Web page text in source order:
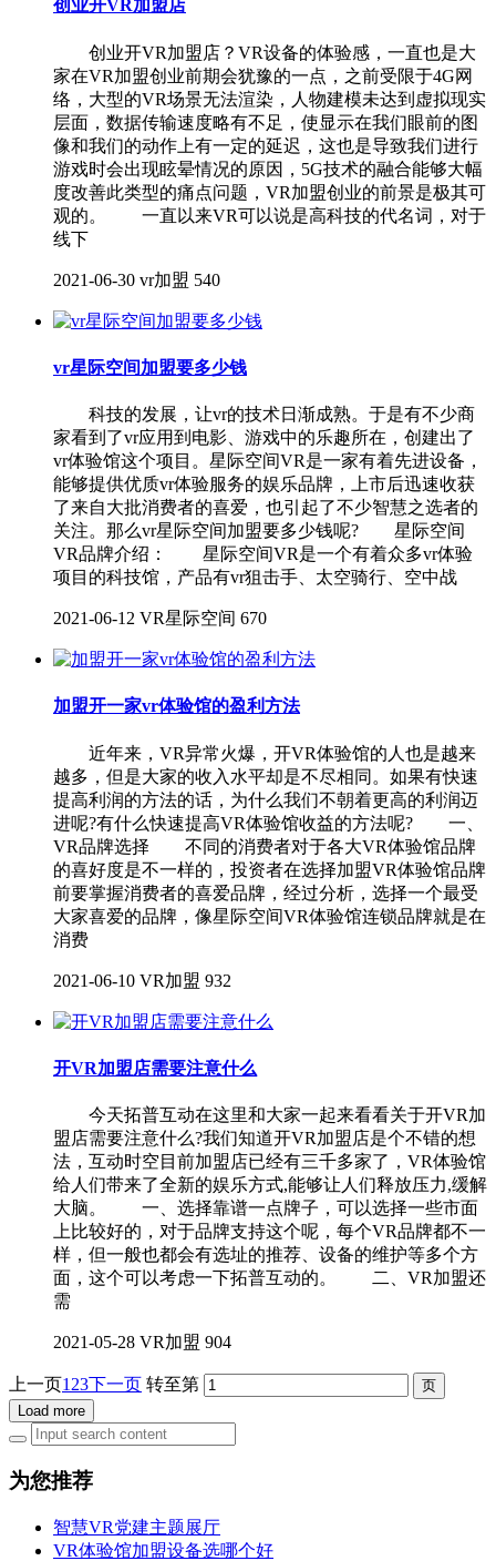
创业开VR加盟店
创业开VR加盟店？VR设备的体验感，一直也是大
家在VR加盟创业前期会犹豫的一点，之前受限于4G网
络，大型的VR场景无法渲染，人物建模未达到虚拟现实
层面，数据传输速度略有不足，使显示在我们眼前的图
像和我们的动作上有一定的延迟，这也是导致我们进行
游戏时会出现眩晕情况的原因，5G技术的融合能够大幅
度改善此类型的痛点问题，VR加盟创业的前景是极其可
观的。 一直以来VR可以说是高科技的代名词，对于
线下
2021-06-30 vr加盟 540
vr星际空间加盟要多少钱
科技的发展，让vr的技术日渐成熟。于是有不少商
家看到了vr应用到电影、游戏中的乐趣所在，创建出了
vr体验馆这个项目。星际空间VR是一家有着先进设备，
能够提供优质vr体验服务的娱乐品牌，上市后迅速收获
了来自大批消费者的喜爱，也引起了不少智慧之选者的
关注。那么vr星际空间加盟要多少钱呢? 星际空间
VR品牌介绍： 星际空间VR是一个有着众多vr体验
项目的科技馆，产品有vr狙击手、太空骑行、空中战
2021-06-12 VR星际空间 670
加盟开一家vr体验馆的盈利方法
近年来，VR异常火爆，开VR体验馆的人也是越来
越多，但是大家的收入水平却是不尽相同。如果有快速
提高利润的方法的话，为什么我们不朝着更高的利润迈
进呢?有什么快速提高VR体验馆收益的方法呢? 一、
VR品牌选择 不同的消费者对于各大VR体验馆品牌
的喜好度是不一样的，投资者在选择加盟VR体验馆品牌
前要掌握消费者的喜爱品牌，经过分析，选择一个最受
大家喜爱的品牌，像星际空间VR体验馆连锁品牌就是在
消费
2021-06-10 VR加盟 932
开VR加盟店需要注意什么
今天拓普互动在这里和大家一起来看看关于开VR加
盟店需要注意什么?我们知道开VR加盟店是个不错的想
法，互动时空目前加盟店已经有三千多家了，VR体验馆
给人们带来了全新的娱乐方式,能够让人们释放压力,缓解
大脑。 一、选择靠谱一点牌子，可以选择一些市面
上比较好的，对于品牌支持这个呢，每个VR品牌都不一
样，但一般也都会有选址的推荐、设备的维护等多个方
面，这个可以考虑一下拓普互动的。 二、VR加盟还
需
2021-05-28 VR加盟 904
上一页1 23下一页 转至第
Load more
为您推荐
智慧VR党建主题展厅
VR体验馆加盟设备选哪个好